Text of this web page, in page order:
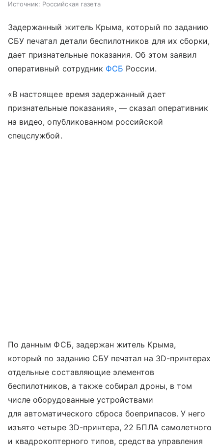
Источник: Российская газета
Задержанный житель Крыма, который по заданию
СБУ печатал детали беспилотников для их сборки,
дает признательные показания. Об этом заявил
оперативный сотрудник ФСБ России.
«В настоящее время задержанный дает
признательные показания», — сказал оперативник
на видео, опубликованном российской
спецслужбой.
По данным ФСБ, задержан житель Крыма,
который по заданию СБУ печатал на 3D-принтерах
отдельные составляющие элементов
беспилотников, а также собирал дроны, в том
числе оборудованные устройствами
для автоматического сброса боеприпасов. У него
изъято четыре ЗD-принтера, 22 БПЛА самолетного
и квадрокоптерного типов, средства управления